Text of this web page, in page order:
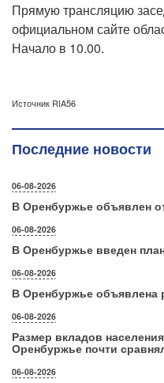
Прямую трансляцию
официальном сайте
Начало в 10.00.
Источник RIA56
Последние новости
06-08-2026
В Оренбуржье объявлен
06-08-2026
В Оренбуржье введен
06-08-2026
В Оренбуржье объявлена
06-08-2026
Размер вкладов
Оренбуржье почти
06-08-2026